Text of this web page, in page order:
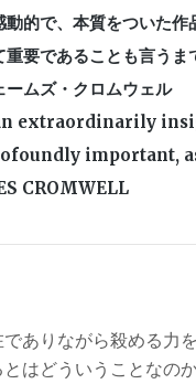
動的で、本質をついた作
重要であることも言うま
ムズ・クロムウェル
extraordinarily
important,
CROMWELL
でありながら殺める
はどういうことなのか